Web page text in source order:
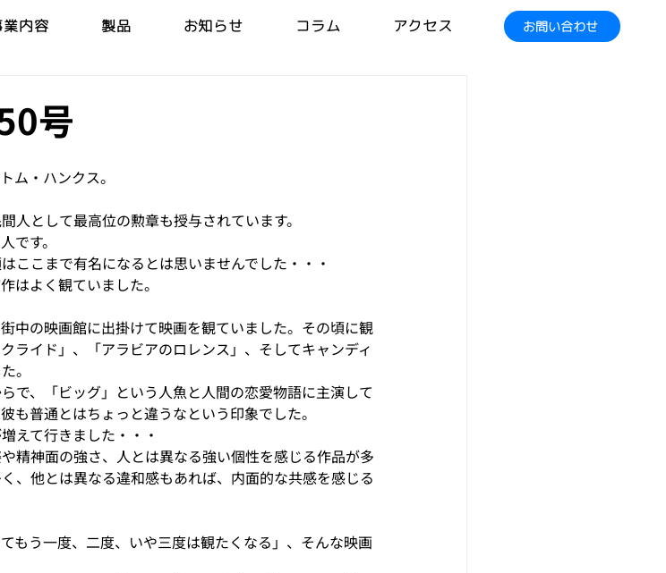
業内容 製品 お知らせ コラム アクセス お問い合わせ
号
ム・ハンクス。
人として最高位の勲章も授与されています。
です。
ここまで有名になるとは思いませんでした・・・
はよく観ていました。
中の映画館に出掛けて映画を観ていました。その頃に観
ライド」、「アラビアのロレンス」、そしてキャンディ
。
で、「ビッグ」という人魚と人間の恋愛物語に主演して
も普通とはちょっと違うなという印象でした。
えて行きました・・・
精神面の強さ、人とは異なる強い個性を感じる作品が多
、他とは異なる違和感もあれば、内面的な共感を感じる
もう一度、二度、いや三度は観たくなる」、そんな映画